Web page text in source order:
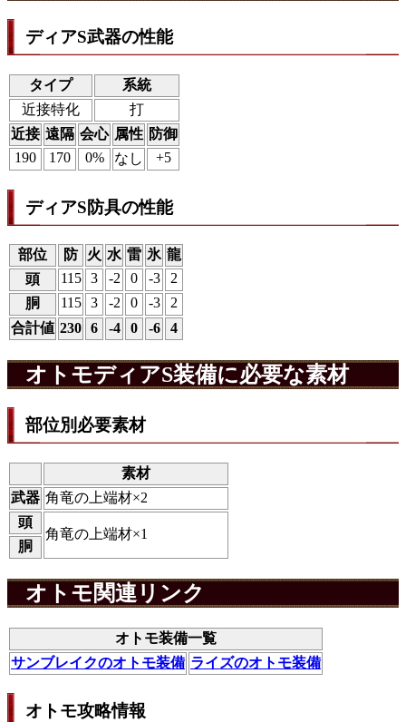
ディアS武器の性能
タイプ
系統
近接特化
打
近接 遠隔 会心 属性 防御
190
170 0% なし +5
ディアS防具の性能
部位 防 火 水 雷 氷 龍
頭
115 3 -2 0 -3
2
胴
115 3 -2 0 -3
2
合計値 230 6 -4 0 -6 4
オトモディアS装備に必要な素材
部位別必要素材
素材
武器 角竜の上端材×2
頭
角竜の上端材×1
胴
オトモ関連リンク
オトモ装備一覧
サンブレイクのオトモ装備 ライズのオトモ装備
オトモ攻略情報